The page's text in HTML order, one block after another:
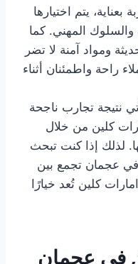
يتم اختيارها
المهني. كما
ومواد آمنة لا تضر
راحة واطمئنان أثناء
نتيجة تجارب ناجحة
كلين من خلال
لذلك إذا كنت تبحث
عجمان تجمع بين
كلين تُعد خيارًا
في عجمان